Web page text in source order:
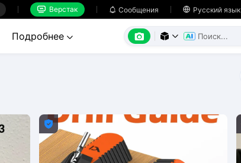
 Верстак  Сообщения  Русский язык
Подробнее    
